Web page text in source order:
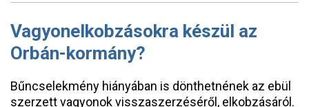
Vagyonelkobzásokra készül az
Orbán-kormány?
Bűncselekmény hiányában is dönthetnének az ebül
szerzett vagyonok visszaszerzéséről, elkobzásáról.